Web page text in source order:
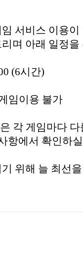
서비스 이용
며 아래 일정
(6시간)
임이용 불가
각 게임마다
항에서 확인하
위해 늘 최선